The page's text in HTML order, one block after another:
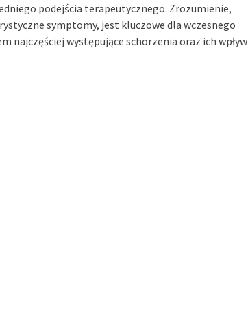
podejścia terapeutycznego. Zrozumienie,
symptomy, jest kluczowe dla wczesnego
najczęściej występujące schorzenia oraz ich wpływ